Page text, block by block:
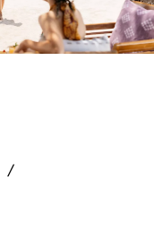
/